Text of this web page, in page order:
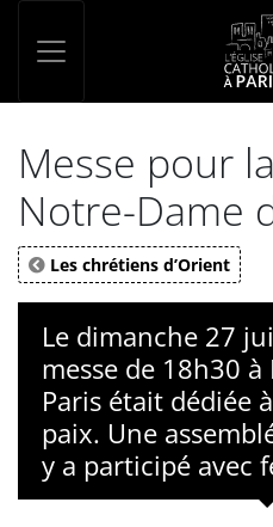
Messe pour
Notre-Dame
Les chrétiens d’Orient
Le dimanche 27
messe de 18h30
Paris était dédiée
paix. Une
y a participé avec
Panneau de gestion des